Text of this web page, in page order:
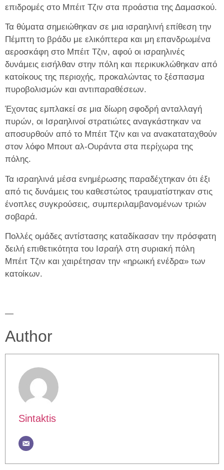
επιδρομές στο Μπέιτ Τζιν στα προάστια της Δαμασκού.
Τα θύματα σημειώθηκαν σε μια ισραηλινή επίθεση την
Πέμπτη το βράδυ με ελικόπτερα και μη επανδρωμένα
αεροσκάφη στο Μπέιτ Τζιν, αφού οι ισραηλινές
δυνάμεις εισήλθαν στην πόλη και περικυκλώθηκαν από
κατοίκους της περιοχής, προκαλώντας το ξέσπασμα
πυροβολισμών και αντιπαραθέσεων.
Έχοντας εμπλακεί σε μια δίωρη σφοδρή ανταλλαγή
πυρών, οι Ισραηλινοί στρατιώτες αναγκάστηκαν να
αποσυρθούν από το Μπέιτ Τζιν και να ανακαταταχθούν
στον λόφο Μπουτ αλ-Ουράντα στα περίχωρα της
πόλης.
Τα ισραηλινά μέσα ενημέρωσης παραδέχτηκαν ότι έξι
από τις δυνάμεις του καθεστώτος τραυματίστηκαν στις
ένοπλες συγκρούσεις, συμπεριλαμβανομένων τριών
σοβαρά.
Πολλές ομάδες αντίστασης καταδίκασαν την πρόσφατη
δειλή επιθετικότητα του Ισραήλ στη συριακή πόλη
Μπέιτ Τζιν και χαιρέτησαν την «ηρωική ενέδρα» των
κατοίκων.
—
Author
Sintaktis